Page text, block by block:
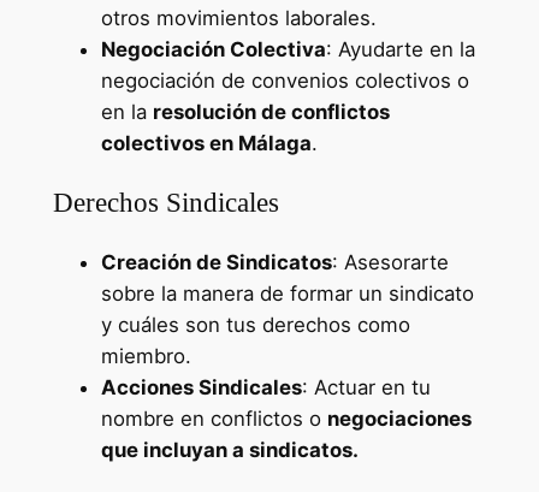
otros movimientos laborales.
Negociación Colectiva: Ayudarte en la
negociación de convenios colectivos o
en la resolución de conflictos
colectivos en Málaga.
Derechos Sindicales
Creación de Sindicatos: Asesorarte
sobre la manera de formar un sindicato
y cuáles son tus derechos como
miembro.
Acciones Sindicales: Actuar en tu
nombre en conflictos o negociaciones
que incluyan a sindicatos.